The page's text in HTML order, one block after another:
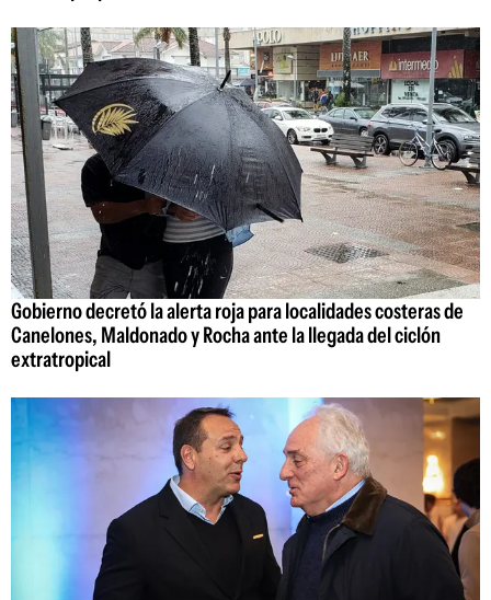
Gobierno decretó la alerta roja para localidades costeras de
Canelones, Maldonado y Rocha ante la llegada del ciclón
extratropical